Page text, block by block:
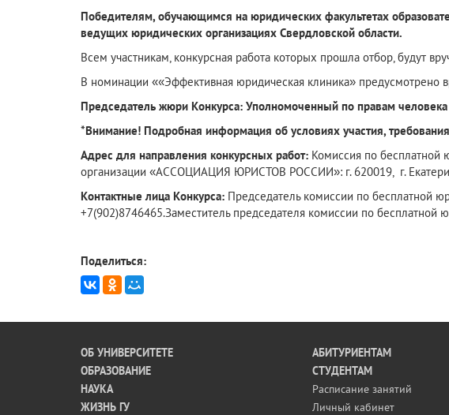
Победителям, обучающимся на юридических факультетах
ведущих юридических организациях Свердловской области.
Всем участникам, конкурсная работа которых прошла отбор, будут
В номинации ««Эффективная юридическая клиника»
Председатель жюри Конкурса: Уполномоченный по правам человека
*Внимание! Подробная информация об условиях участия,
Адрес для направления конкурсных работ: Комиссия по бесплатной
организации «АССОЦИАЦИЯ ЮРИСТОВ РОССИИ»: г. 620019, г.
Контактные лица Конкурса: Председатель комиссии по бесплатной
+7(902)8746465.Заместитель председателя комиссии по
Поделиться:
ОБ УНИВЕРСИТЕТЕ
ОБРАЗОВАНИЕ
НАУКА
ЖИЗНЬ ГУ
АБИТУРИЕНТАМ
СТУДЕНТАМ
Расписание занятий
Личный кабинет